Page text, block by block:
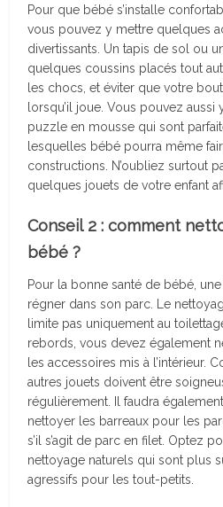
Pour que bébé s’installe
vous pouvez y mettre quelques
divertissants. Un tapis de sol ou
quelques coussins placés tout
les chocs, et éviter que votre
lorsqu’il joue. Vous pouvez aussi
puzzle en mousse qui sont
lesquelles bébé pourra même
constructions. N’oubliez surtout
quelques jouets de votre enfant
Conseil 2 : comment
bébé ?
Pour la bonne santé de bébé,
régner dans son parc. Le
limite pas uniquement au
rebords, vous devez également
les accessoires mis à l’intérieur.
autres jouets doivent être
régulièrement. Il faudra
nettoyer les barreaux pour les
s’il s’agit de parc en filet. Optez
nettoyage naturels qui sont plus
agressifs pour les tout-petits.